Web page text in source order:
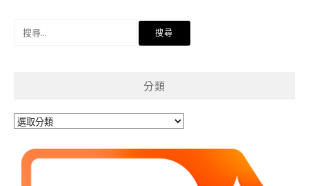
分類
分